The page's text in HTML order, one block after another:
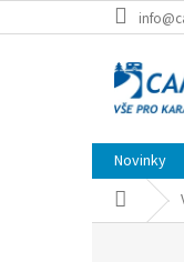
na
Novinky
Domů